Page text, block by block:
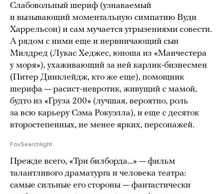
Слабовольный шериф (узнаваемый
и вызывающий моментальную симпатию Вуди
Харрельсон) и сам мучается угрызениями совести.
А рядом с ними еще и нервничающий сын
Милдред (Лукас Хеджес, юноша из «Манчестера
у моря»), ухаживающий за ней карлик-бизнесмен
(Питер Динклейдж, кто же еще), помощник
шерифа — расист-невротик, живущий с мамой,
будто из «Груза 200» (лучшая, вероятно, роль
за всю карьеру Сэма Рокуэлла), и еще с десяток
второстепенных, не менее ярких, персонажей.
FoxSearchlight
Прежде всего, «Три билборда…» — фильм
талантливого драматурга и человека театра:
самые сильные его стороны — фантастически